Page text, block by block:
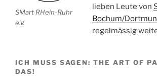
SMart RHein-Ruhr
e.V.
lieben Leute von
Bochum/
regelmässig
ICH MUSS SAGEN: THE ART OF
DAS!